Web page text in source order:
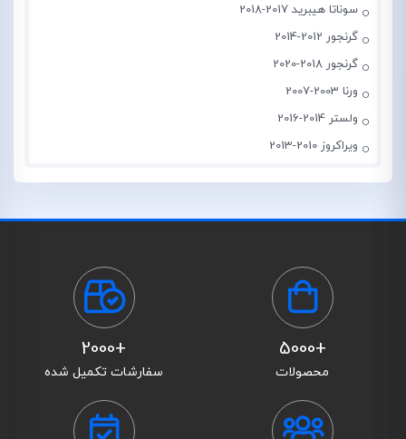
سوناتا هیبرید 2017-2018
گرنجور 2012-2014
گرنجور 2018-2020
ورنا 2003-2007
ولستر 2014-2016
ویراکروز 2010-2013
+5000
محصولات
+2000
سفارشات تکمیل شده